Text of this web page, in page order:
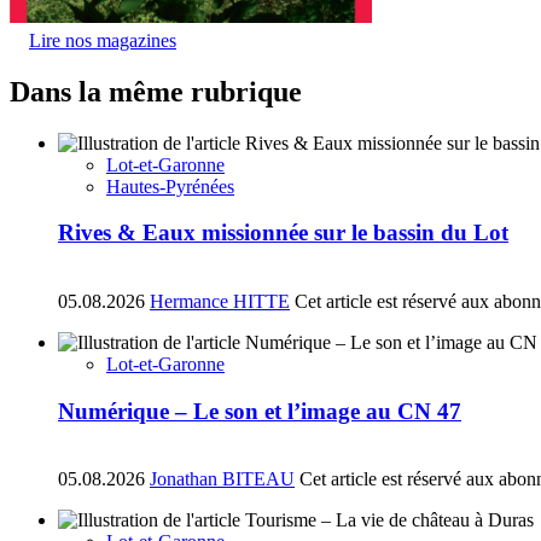
Lire nos magazines
Dans la même rubrique
Lot-et-Garonne
Hautes-Pyrénées
Rives & Eaux missionnée sur le bassin du Lot
05.08.2026 Hermance HITTE Cet article est réservé aux
Lot-et-Garonne
Numérique – Le son et l’image au CN 47
05.08.2026 Jonathan BITEAU Cet article est réservé aux